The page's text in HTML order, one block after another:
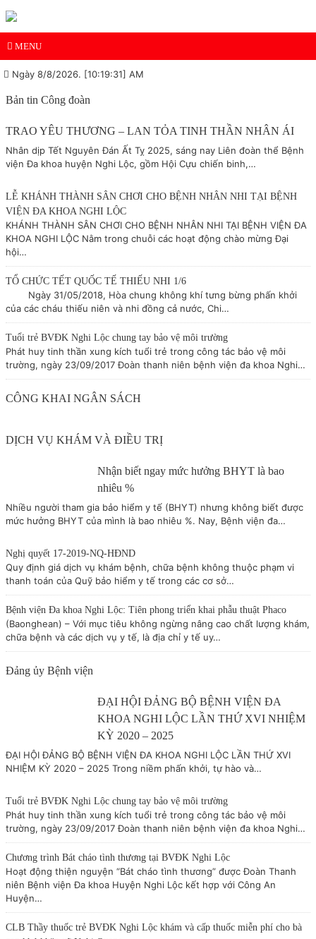
MENU
Ngày 8/8/2026. [10:19:31] AM
Bản tin Công đoàn
TRAO YÊU THƯƠNG – LAN TỎA TINH THẦN NHÂN ÁI
Nhân dịp Tết Nguyên Đán Ất Tỵ 2025, sáng nay Liên đoàn thể Bệnh
viện Đa khoa huyện Nghi Lộc, gồm Hội Cựu chiến binh,…
LỄ KHÁNH THÀNH SÂN CHƠI CHO BỆNH NHÂN NHI TẠI BỆNH
VIỆN ĐA KHOA NGHI LỘC
KHÁNH THÀNH SÂN CHƠI CHO BỆNH NHÂN NHI TẠI BỆNH VIỆN ĐA
KHOA NGHI LỘC Nằm trong chuỗi các hoạt động chào mừng Đại
hội…
TỔ CHỨC TẾT QUỐC TẾ THIẾU NHI 1/6
Ngày 31/05/2018, Hòa chung không khí tưng bừng phấn khởi
của các cháu thiếu niên và nhi đồng cả nước, Chi…
Tuổi trẻ BVĐK Nghi Lộc chung tay bảo vệ môi trường
Phát huy tinh thần xung kích tuổi trẻ trong công tác bảo vệ môi
trường, ngày 23/09/2017 Đoàn thanh niên bệnh viện đa khoa Nghi…
CÔNG KHAI NGÂN SÁCH
DỊCH VỤ KHÁM VÀ ĐIỀU TRỊ
Nhận biết ngay mức hưởng BHYT là bao
nhiêu %
Nhiều người tham gia bảo hiểm y tế (BHYT) nhưng không biết được
mức hưởng BHYT của mình là bao nhiêu %. Nay, Bệnh viện đa…
Nghị quyết 17-2019-NQ-HĐND
Quy định giá dịch vụ khám bệnh, chữa bệnh không thuộc phạm vi
thanh toán của Quỹ bảo hiểm y tế trong các cơ sở…
Bệnh viện Đa khoa Nghi Lộc: Tiên phong triển khai phẫu thuật Phaco
(Baonghean) – Với mục tiêu không ngừng nâng cao chất lượng khám,
chữa bệnh và các dịch vụ y tế, là địa chỉ y tế uy…
Đảng ủy Bệnh viện
ĐẠI HỘI ĐẢNG BỘ BỆNH VIỆN ĐA
KHOA NGHI LỘC LẦN THỨ XVI NHIỆM
KỲ 2020 – 2025
ĐẠI HỘI ĐẢNG BỘ BỆNH VIỆN ĐA KHOA NGHI LỘC LẦN THỨ XVI
NHIỆM KỲ 2020 – 2025 Trong niềm phấn khởi, tự hào và…
Tuổi trẻ BVĐK Nghi Lộc chung tay bảo vệ môi trường
Phát huy tinh thần xung kích tuổi trẻ trong công tác bảo vệ môi
trường, ngày 23/09/2017 Đoàn thanh niên bệnh viện đa khoa Nghi…
Chương trình Bát cháo tình thương tại BVĐK Nghi Lộc
Hoạt động thiện nguyện “Bát cháo tình thương” được Đoàn Thanh
niên Bệnh viện Đa khoa Huyện Nghi Lộc kết hợp với Công An
Huyện…
CLB Thầy thuốc trẻ BVĐK Nghi Lộc khám và cấp thuốc miễn phí cho bà